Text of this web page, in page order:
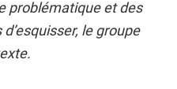
problématique et des
le groupe